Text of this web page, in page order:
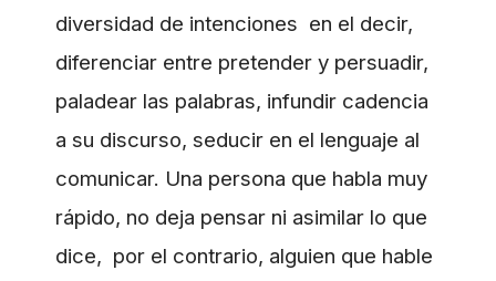
diversidad de intenciones en el decir,
diferenciar entre pretender y persuadir,
paladear las palabras, infundir cadencia
a su discurso, seducir en el lenguaje al
comunicar. Una persona que habla muy
rápido, no deja pensar ni asimilar lo que
dice, por el contrario, alguien que hable